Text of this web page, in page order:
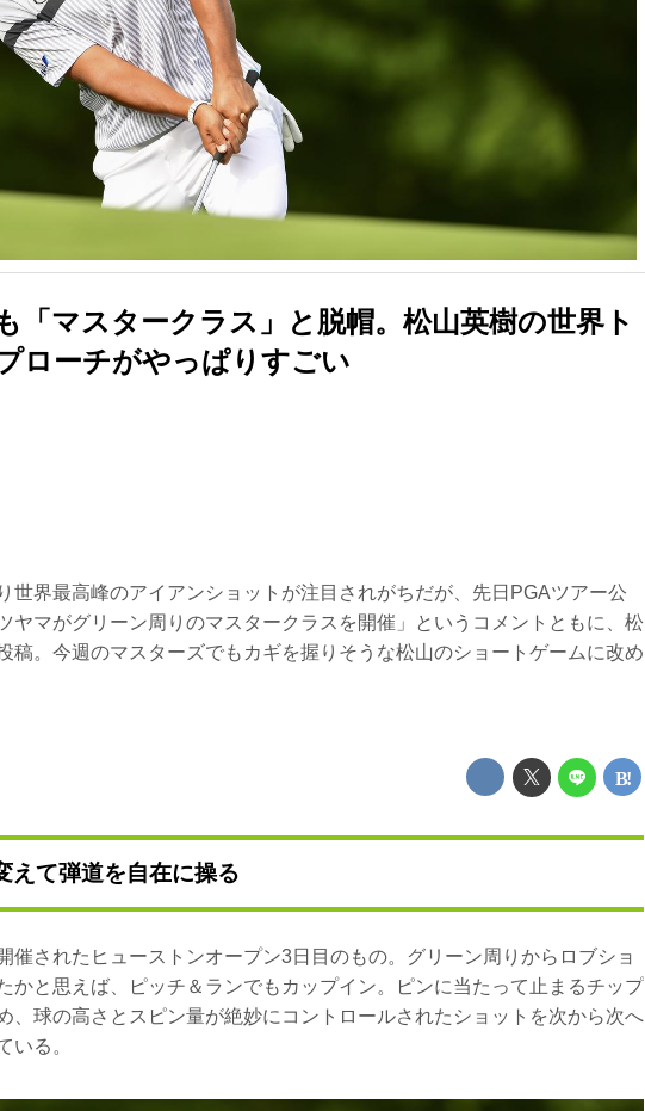
「マスタークラス」と脱帽。松山英樹の世界ト
ローチがやっぱりすごい
世界最高峰のアイアンショットが注目されがちだが、先日PGAツアー公
ヤマがグリーン周りのマスタークラスを開催」というコメントともに、松
稿。今週のマスターズでもカギを握りそうな松山のショートゲームに改め
えて弾道を自在に操る
催されたヒューストンオープン3日目のもの。グリーン周りからロブショ
かと思えば、ピッチ＆ランでもカップイン。ピンに当たって止まるチップ
、球の高さとスピン量が絶妙にコントロールされたショットを次から次へ
いる。